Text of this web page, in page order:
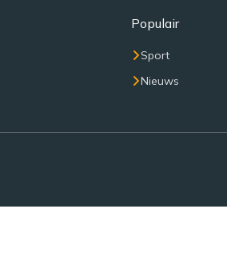
Populair
Sport
Nieuws